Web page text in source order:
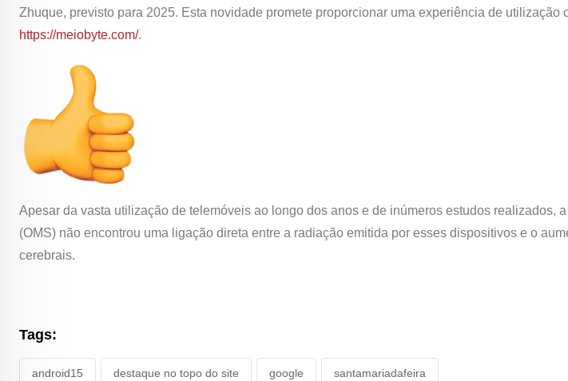
Zhuque, previsto para 2025. Esta novidade promete proporcionar uma experiência de utilização
https://meiobyte.com/.
Apesar da vasta utilização de telemóveis ao longo dos anos e de inúmeros estudos realizados,
(OMS) não encontrou uma ligação direta entre a radiação emitida por esses dispositivos e o
cerebrais.
Tags:
android15 destaque no topo do site google santamariadafeira